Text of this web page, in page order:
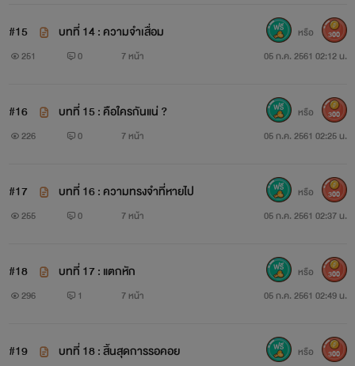
' ใช่. . พ่อแม่ของเธอเคยดูแลฉันมาก่อน ดังนั้น. . ตั้งแต่นี้ต่อ
ไป ฉันจะดูแลเธอเอง '
. . . . . . . . . . . . . . . . . . . . . . . . . . . . . . . .
เรื่องใหม่ฝากติดตามด้วยจ้าา
#รูปภาพ #ชื่อตัวละคร #เนื้อหา #เป็นเรื่องที่ไรท์สมมุติขึ้นมา
#15 บทที่ 14 : ความจำเสื่อม
251 0 7 หน้า 05 ก.ค. 2561 02:12 น.
หรือ 300
#16 บทที่ 15 : คือใครกันแน่ ?
226 0 7 หน้า 05 ก.ค. 2561 02:25 น.
หรือ 300
#17 บทที่ 16 : ความทรงจำที่หายไป
255 0 7 หน้า 05 ก.ค. 2561 02:37 น.
หรือ 300
#18 บทที่ 17 : แตกหัก
296 1 7 หน้า 05 ก.ค. 2561 02:49 น.
หรือ 300
#19 บทที่ 18 : สิ้นสุดการรอคอย หรือ 300